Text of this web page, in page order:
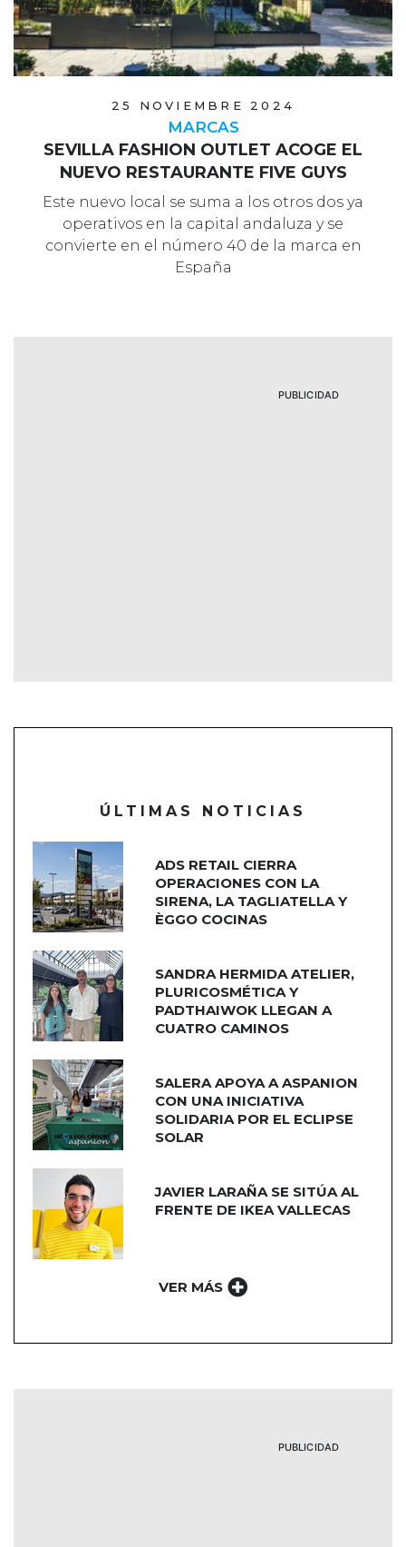
25 NOVIEMBRE 2024
MARCAS
SEVILLA FASHION OUTLET ACOGE EL
NUEVO RESTAURANTE FIVE GUYS
Este nuevo local se suma a los otros dos ya
operativos en la capital andaluza y se
convierte en el número 40 de la marca en
España
PUBLICIDAD
ÚLTIMAS NOTICIAS
ADS RETAIL CIERRA
OPERACIONES CON LA
SIRENA, LA TAGLIATELLA Y
ÈGGO COCINAS
SANDRA HERMIDA ATELIER,
PLURICOSMÉTICA Y
PADTHAIWOK LLEGAN A
CUATRO CAMINOS
SALERA APOYA A ASPANION
CON UNA INICIATIVA
SOLIDARIA POR EL ECLIPSE
SOLAR
JAVIER LARAÑA SE SITÚA AL
FRENTE DE IKEA VALLECAS
VER MÁS
PUBLICIDAD